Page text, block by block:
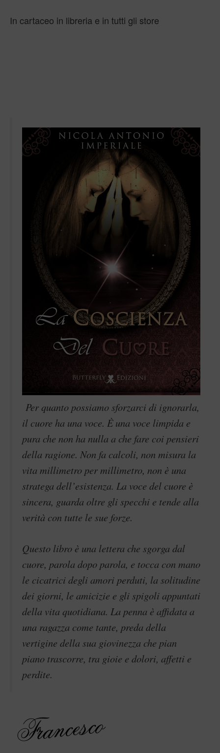
In cartaceo in libreria e in tutti gli store
Per quanto possiamo sforzarci di ignorarla,
il cuore ha una voce. È una voce limpida e
pura che non ha nulla a che fare coi pensieri
della ragione. Non fa calcoli, non misura la
vita millimetro per millimetro, non è una
stratega dell’esistenza. La voce del cuore è
sincera, guarda oltre gli specchi e tende alla
verità con tutte le sue forze.
Questo libro è una lettera che sgorga dal
cuore, parola dopo parola, e tocca con mano
le cicatrici degli amori perduti, la solitudine
dei giorni, le amicizie e gli spigoli appuntati
della vita quotidiana. La penna è affidata a
una ragazza come tante, preda della
vertigine della sua giovinezza che pian
piano trascorre, tra gioie e dolori, affetti e
perdite.